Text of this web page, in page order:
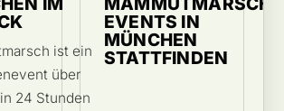
ist ein
über
24 Stunden
EVENTS IN
MÜNCHEN
STATTFINDEN